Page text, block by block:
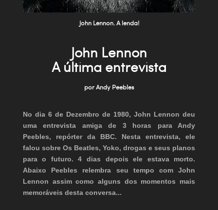
John Lennon. A lenda!
John Lennon
A última entrevista
por Andy Peebles
No dia 6 de Dezembro de 1980, John Lennon deu
uma entrevista amiga de 3 horas para Andy
Peebles, repórter da BBC. Nesta entrevista, ele
falou sobre Os Beatles, Yoko, drogas e seus planos
para o futuro. 4 dias depois ele estava morto.
Abaixo Peebles relembra seu tempo com John
Lennon assim como alguns dos momentos mais
memoráveis desta conversa...